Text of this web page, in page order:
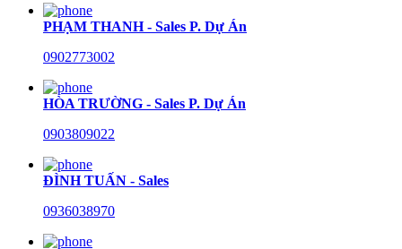
PHẠM THANH - Sales P. Dự Án
0902773002
HÒA TRƯỜNG - Sales P. Dự Án
0903809022
ĐÌNH TUẤN - Sales
0936038970